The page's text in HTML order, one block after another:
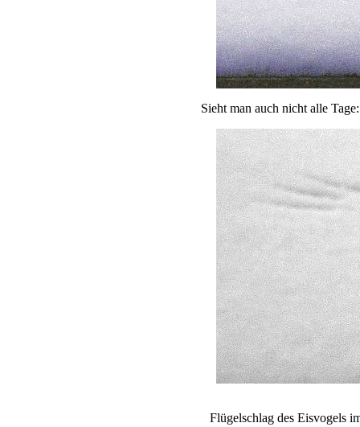
Sieht man auch nicht alle
Flügelschlag des Eisvogels